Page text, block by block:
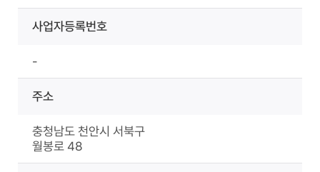
사업자등록번호
-
주소
충청남도 천안시 서북구
월봉로 48